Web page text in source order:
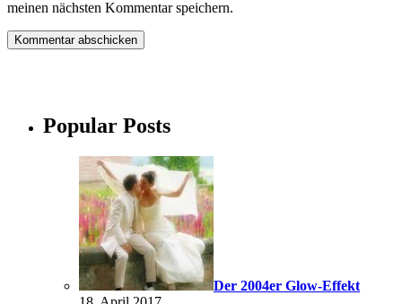
meinen nächsten Kommentar speichern.
Popular Posts
Der 2004er Glow-Effekt